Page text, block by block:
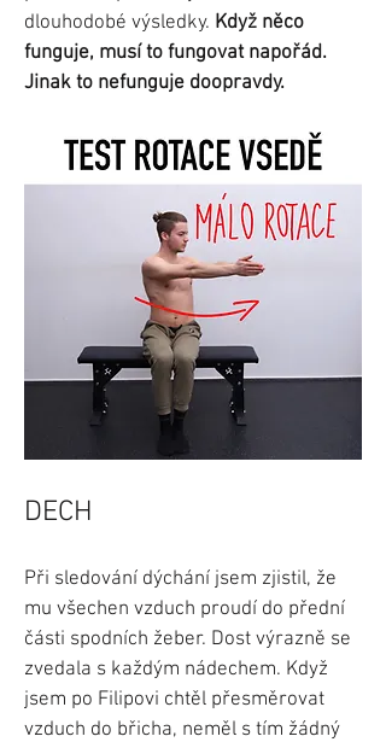
dlouhodobé výsledky. Když něco
funguje, musí to fungovat napořád.
Jinak to nefunguje doopravdy.
DECH
Při sledování dýchání jsem zjistil, že
mu všechen vzduch proudí do přední
části spodních žeber. Dost výrazně se
zvedala s každým nádechem. Když
jsem po Filipovi chtěl přesměrovat
vzduch do břicha, neměl s tím žádný